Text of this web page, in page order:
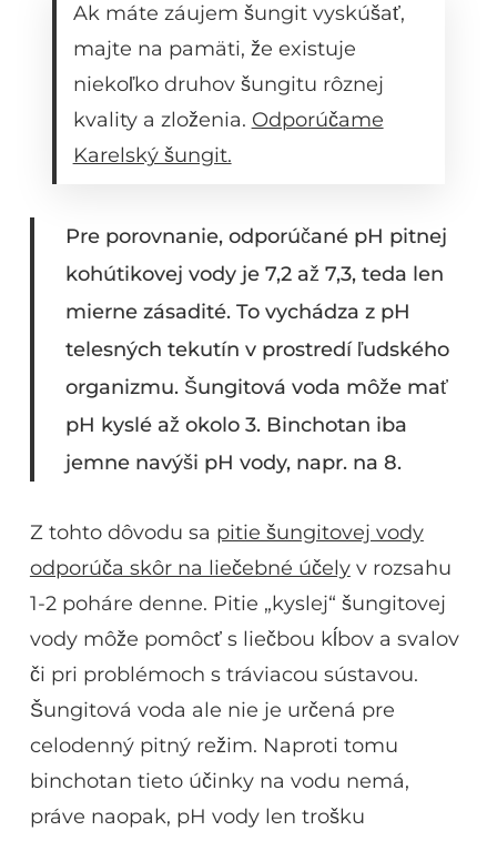
Ak máte záujem šungit vyskúšať,
majte na pamäti, že existuje
niekoľko druhov šungitu rôznej
kvality a zloženia. Odporúčame
Karelský šungit.
Pre porovnanie, odporúčané pH pitnej
kohútikovej vody je 7,2 až 7,3, teda len
mierne zásadité. To vychádza z pH
telesných tekutín v prostredí ľudského
organizmu. Šungitová voda môže mať
pH kyslé až okolo 3. Binchotan iba
jemne navýši pH vody, napr. na 8.
Z tohto dôvodu sa pitie šungitovej vody
odporúča skôr na liečebné účelyv rozsahu
1-2 poháre denne. Pitie „kyslej“ šungitovej
vody môže pomôcť s liečbou kĺbov a svalov
či pri problémoch s tráviacou sústavou.
Šungitová voda ale nie je určená pre
celodenný pitný režim. Naproti tomu
binchotan tieto účinky na vodu nemá,
práve naopak, pH vody len trošku